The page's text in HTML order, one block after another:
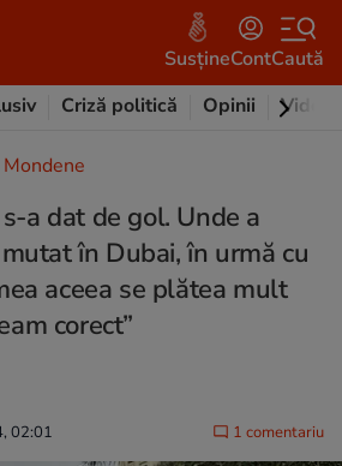
SusțineContCaută
Criză politică Opinii Video
a dat de gol. Unde a
în Dubai, în urmă cu
aceea se plătea mult
corect”
02:01 1 comentariu